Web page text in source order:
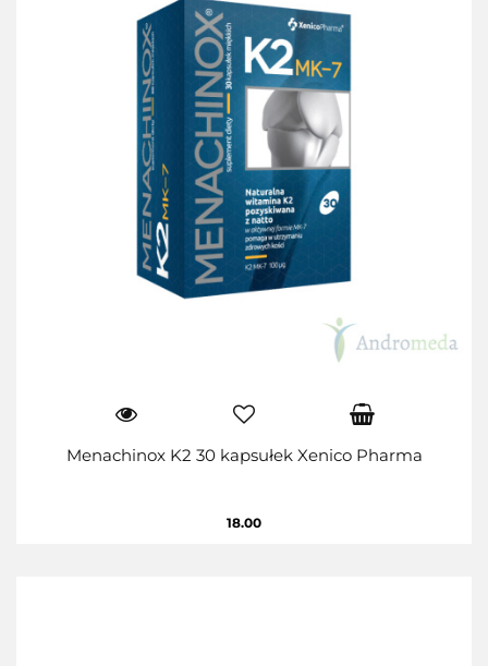
Menachinox K2 30 kapsułek Xenico Pharma
18.00